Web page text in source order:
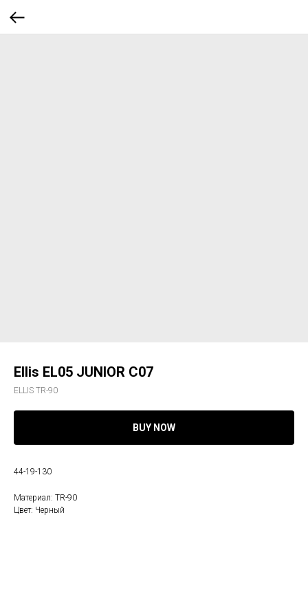
Ellis EL05 JUNIOR C07
ELLIS TR-90
BUY NOW
44-19-130
Материал: TR-90
Цвет: Черный